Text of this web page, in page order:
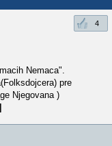
4
Nemaca".
pre
Njegovana )